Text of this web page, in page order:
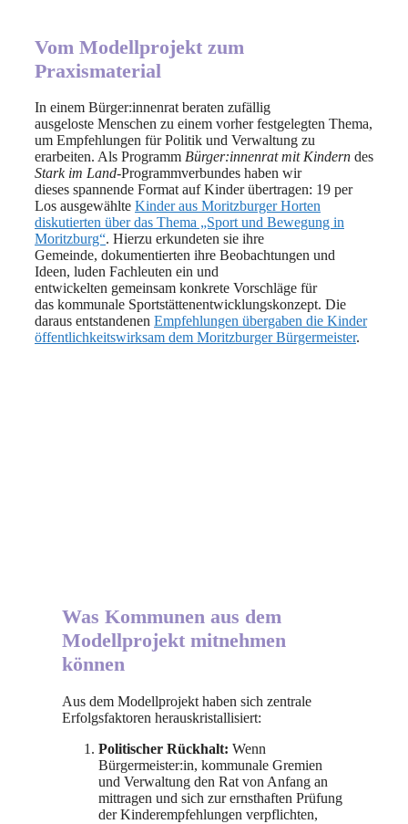
Vom Modellprojekt zum
Praxismaterial
In einem Bürger:innenrat beraten zufällig
ausgeloste Menschen zu einem vorher festgelegten Thema,
um Empfehlungen für Politik und Verwaltung zu
erarbeiten. Als Programm Bürger:innenrat mit Kindern des
Stark im Land-Programmverbundes haben wir
dieses spannende Format auf Kinder übertragen: 19 per
Los ausgewählte Kinder aus Moritzburger Horten
diskutierten über das Thema „Sport und Bewegung in
Moritzburg“. Hierzu erkundeten sie ihre
Gemeinde, dokumentierten ihre Beobachtungen und
Ideen, luden Fachleuten ein und
entwickelten gemeinsam konkrete Vorschläge für
das kommunale Sportstättenentwicklungskonzept. Die
daraus entstandenen Empfehlungen übergaben die Kinder
öffentlichkeitswirksam dem Moritzburger Bürgermeister.
Was Kommunen aus dem
Modellprojekt mitnehmen
können
Aus dem Modellprojekt haben sich zentrale
Erfolgsfaktoren herauskristallisiert:
Politischer Rückhalt: Wenn
Bürgermeister:in, kommunale Gremien
und Verwaltung den Rat von Anfang an
mittragen und sich zur ernsthaften Prüfung
der Kinderempfehlungen verpflichten,